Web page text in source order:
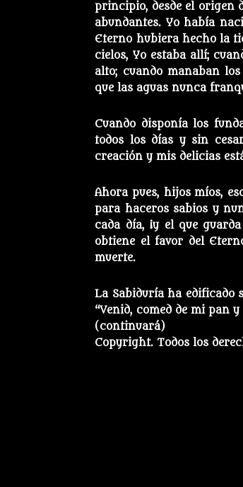
principio, desde el origen
abundantes. Yo había
Eterno hubiera hecho la
cielos, Yo estaba allí;
alto; cuando manaban
que las aguas nunca
Cuando disponía los
todos los días y sin
creación y mis delicias
Ahora pues, hijos míos,
para haceros sabios y
cada día, ¡y el que
obtiene el favor del
muerte.
La Sabiduría ha edificado
“Venid, comed de mi pan
(continuará)
Copyright. Todos los